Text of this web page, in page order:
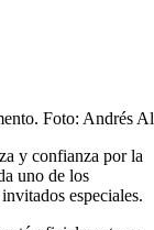
Foto: Andrés
y confianza por la
uno de los
especiales.